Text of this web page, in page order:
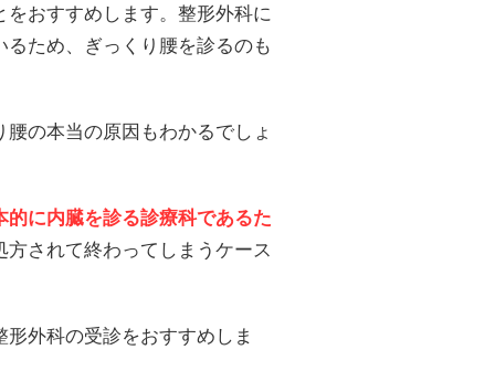
をおすすめします。整形外科に
ため、ぎっくり腰を診るのも
の本当の原因もわかるでしょ
的に内臓を診る診療科であるた
方されて終わってしまうケース
外科の受診をおすすめしま